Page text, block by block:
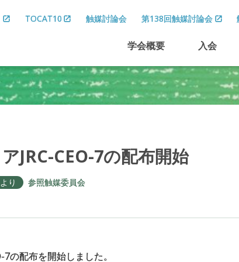
TOCAT10 触媒討論会 第138回触媒討論会
学会概要 入会
JRC-CEO-7の配布開始
り 参照触媒委員会
の配布を開始しました。